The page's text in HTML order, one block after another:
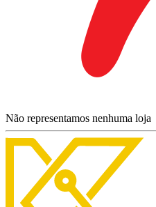
Não representamos nenhuma loja